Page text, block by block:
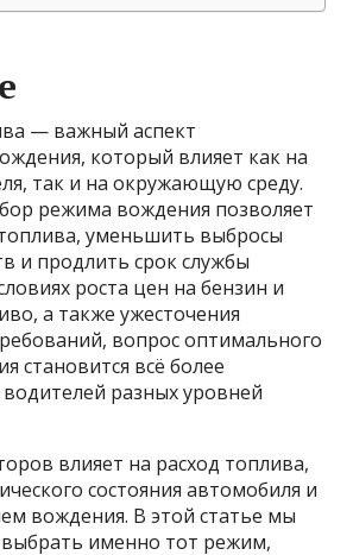
— важный аспект
который влияет как на
так и на окружающую среду.
режима вождения позволяет
уменьшить выбросы
и продлить срок службы
роста цен на бензин и
а также ужесточения
вопрос оптимального
становится всё более
разных уровней
влияет на расход топлива,
состояния автомобиля и
вождения. В этой статье мы
выбрать именно тот режим,